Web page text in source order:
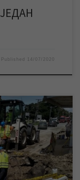
Published 14/07/2020
на објекту у
мреже, због
испод крана за
а након тога
фирма је